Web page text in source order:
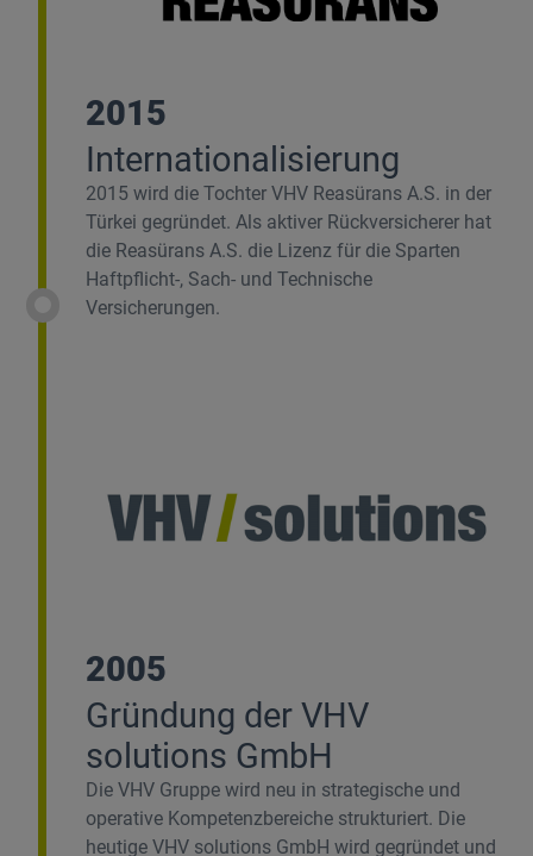
2015
Internationalisierung
2015 wird die Tochter VHV Reasürans A.S. in der
Türkei gegründet. Als aktiver Rückversicherer hat
die Reasürans A.S. die Lizenz für die Sparten
Haftpflicht-, Sach- und Technische
Versicherungen.
2005
Gründung der VHV
solutions GmbH
Die VHV Gruppe wird neu in strategische und
operative Kompetenzbereiche strukturiert. Die
heutige VHV solutions GmbH wird gegründet und